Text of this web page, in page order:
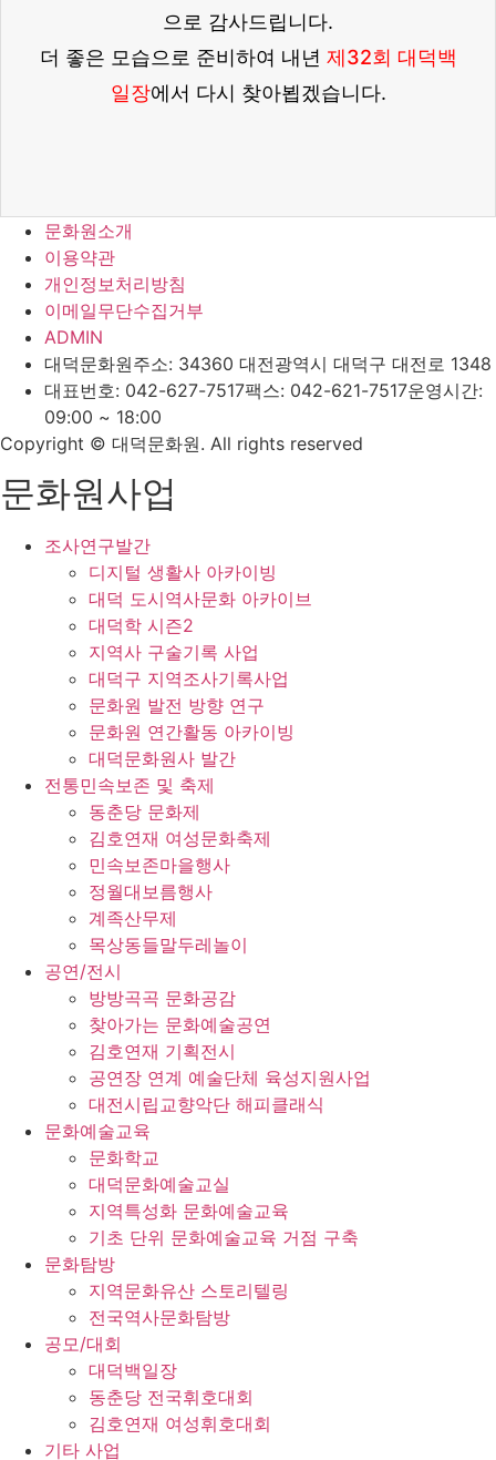
으로 감사드립니다.
더 좋은 모습으로 준비하여 내년 제32회 대덕백
일장에서 다시 찾아뵙겠습니다.
문화원소개
이용약관
개인정보처리방침
이메일무단수집거부
ADMIN
대덕문화원주소: 34360 대전광역시 대덕구 대전로 1348
대표번호: 042-627-7517팩스: 042-621-7517운영시간:
09:00 ~ 18:00
Copyright © 대덕문화원. All rights reserved
문화원사업
조사연구발간
디지털 생활사 아카이빙
대덕 도시역사문화 아카이브
대덕학 시즌2
지역사 구술기록 사업
대덕구 지역조사기록사업
문화원 발전 방향 연구
문화원 연간활동 아카이빙
대덕문화원사 발간
전통민속보존 및 축제
동춘당 문화제
김호연재 여성문화축제
민속보존마을행사
정월대보름행사
계족산무제
목상동들말두레놀이
공연/전시
방방곡곡 문화공감
찾아가는 문화예술공연
김호연재 기획전시
공연장 연계 예술단체 육성지원사업
대전시립교향악단 해피클래식
문화예술교육
문화학교
대덕문화예술교실
지역특성화 문화예술교육
기초 단위 문화예술교육 거점 구축
문화탐방
지역문화유산 스토리텔링
전국역사문화탐방
공모/대회
대덕백일장
동춘당 전국휘호대회
김호연재 여성휘호대회
기타 사업